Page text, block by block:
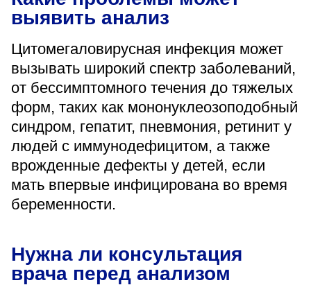
перерыв 12:00–12:30
Администратор
+7 (4742) 72-73-31
Версия для слабовидящих
выявить анализ
Цитомегаловирусная инфекция может
вызывать широкий спектр заболеваний,
от бессимптомного течения до тяжелых
форм, таких как мононуклеозоподобный
синдром, гепатит, пневмония, ретинит у
людей с иммунодефицитом, а также
врожденные дефекты у детей, если
мать впервые инфицирована во время
беременности.
Нужна ли консультация
врача перед анализом